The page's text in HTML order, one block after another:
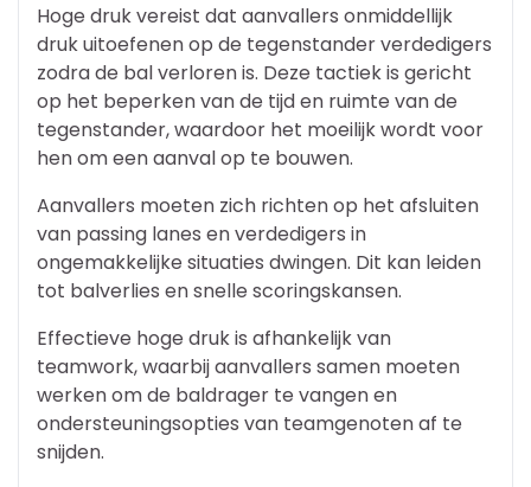
Hoge druk vereist dat aanvallers onmiddellijk
druk uitoefenen op de tegenstander verdedigers
zodra de bal verloren is. Deze tactiek is gericht
op het beperken van de tijd en ruimte van de
tegenstander, waardoor het moeilijk wordt voor
hen om een aanval op te bouwen.
Aanvallers moeten zich richten op het afsluiten
van passing lanes en verdedigers in
ongemakkelijke situaties dwingen. Dit kan leiden
tot balverlies en snelle scoringskansen.
Effectieve hoge druk is afhankelijk van
teamwork, waarbij aanvallers samen moeten
werken om de baldrager te vangen en
ondersteuningsopties van teamgenoten af te
snijden.